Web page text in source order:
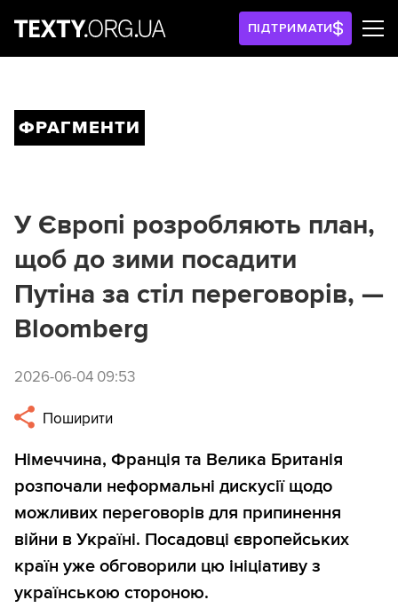
ПІДТРИМАТИ
ФРАГМЕНТИ
У Європі розробляють план,
щоб до зими посадити
Путіна за стіл переговорів, —
Bloomberg
2026-06-04 09:53
Поширити
Німеччина, Франція та Велика Британія
розпочали неформальні дискусії щодо
можливих переговорів для припинення
війни в Україні. Посадовці європейських
країн уже обговорили цю ініціативу з
українською стороною.